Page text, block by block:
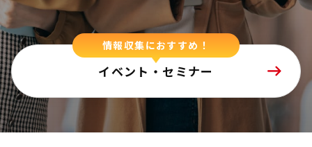
情報収集におすすめ！
イベント・セミナー